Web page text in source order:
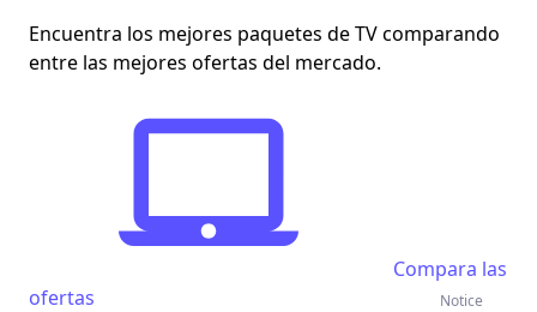
Encuentra los mejores paquetes de TV comparando
entre las mejores ofertas del mercado.
Compara las
ofertas
Notice